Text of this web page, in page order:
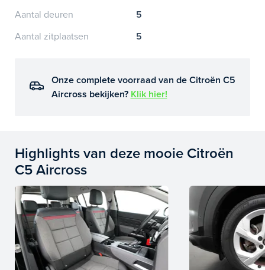
Aantal deuren
5
Aantal zitplaatsen
5
Onze complete voorraad van de Citroën C5
Aircross bekijken? Klik hier!
Highlights van deze mooie Citroën
C5 Aircross